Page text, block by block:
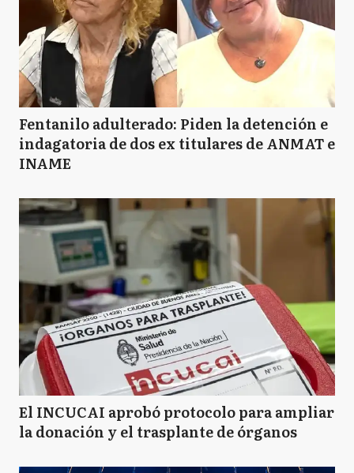
Fentanilo adulterado: Piden la detención e
indagatoria de dos ex titulares de ANMAT e
INAME
El INCUCAI aprobó protocolo para ampliar
la donación y el trasplante de órganos